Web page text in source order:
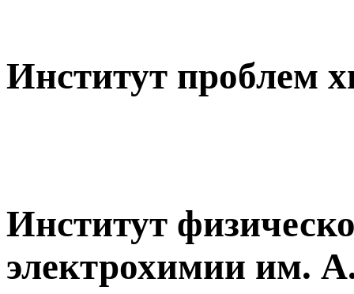
Институт проблем
Институт
электрохимии им.